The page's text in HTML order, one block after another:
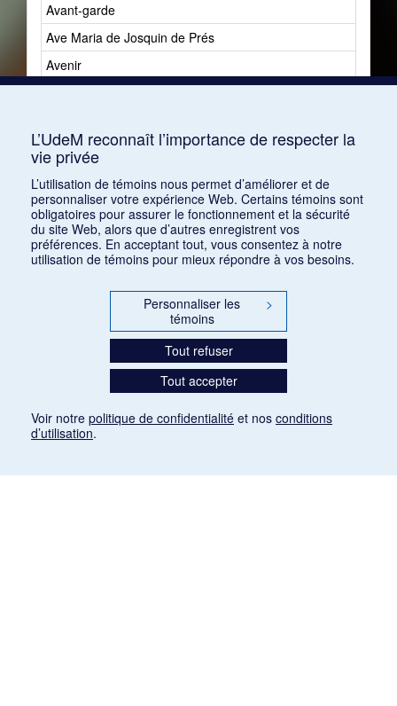
Avant-garde
Ave Maria de Josquin de Prés
Avenir
L’UdeM reconnaît l’importance de respecter la
vie privée
L’utilisation de témoins nous permet d’améliorer et de
personnaliser votre expérience Web. Certains témoins sont
obligatoires pour assurer le fonctionnement et la sécurité
du site Web, alors que d’autres enregistrent vos
préférences. En acceptant tout, vous consentez à notre
utilisation de témoins pour mieux répondre à vos besoins.
Personnaliser les
témoins
>
Tout refuser
Tout accepter
Voir notre politique de confidentialité et nos conditions
d’utilisation.